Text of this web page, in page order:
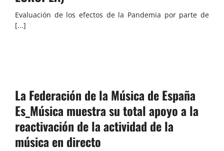
Evaluación de los efectos de la Pandemia por parte de
[...]
La Federación de la Música de España
Es_Música muestra su total apoyo a la
reactivación de la actividad de la
música en directo